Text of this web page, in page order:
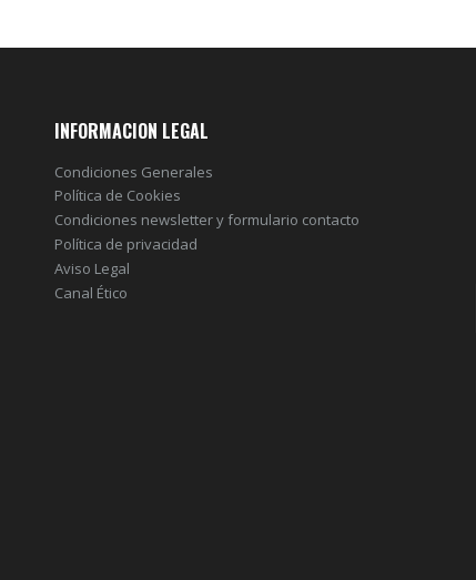
INFORMACION LEGAL
Condiciones Generales
Política de Cookies
Condiciones newsletter y formulario contacto
Política de privacidad
Aviso Legal
Canal Ético